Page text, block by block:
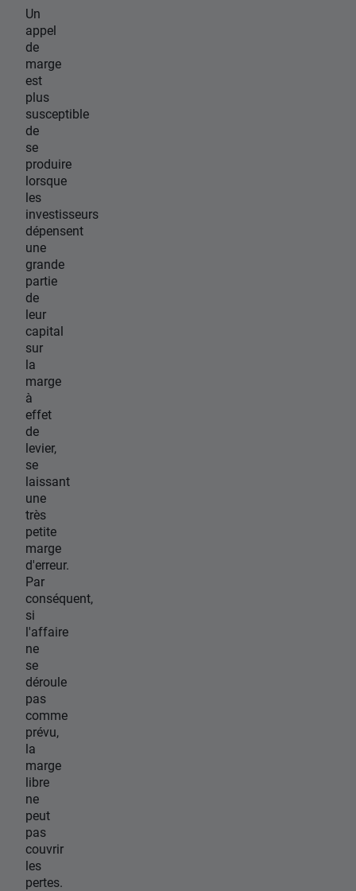
Un
appel
de
marge
est
plus
susceptible
de
se
produire
lorsque
les
investisseurs
dépensent
une
grande
partie
de
leur
capital
sur
la
marge
à
effet
de
levier,
se
laissant
une
très
petite
marge
d'erreur.
Par
conséquent,
si
l'affaire
ne
se
déroule
pas
comme
prévu,
la
marge
libre
ne
peut
pas
couvrir
les
pertes.